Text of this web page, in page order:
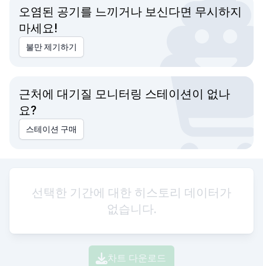
오염된 공기를 느끼거나 보신다면 무시하지
마세요!
불만 제기하기
근처에 대기질 모니터링 스테이션이 없나
요?
스테이션 구매
선택한 기간에 대한 히스토리 데이터가
없습니다.
차트 다운로드